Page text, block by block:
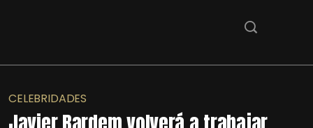
CELEBRIDADES